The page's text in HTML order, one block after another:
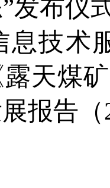
发布仪
息技术
天煤
报告